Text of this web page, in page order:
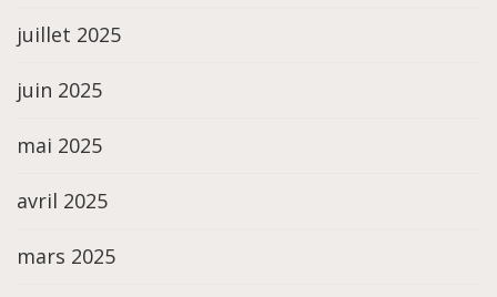
juillet 2025
juin 2025
mai 2025
avril 2025
mars 2025